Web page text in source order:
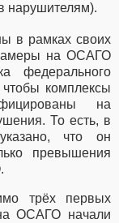
нарушителям).
в рамках своих
на ОСАГО
федерального
комплексы
на
То есть, в
что он
превышения
трёх первых
ОСАГО начали